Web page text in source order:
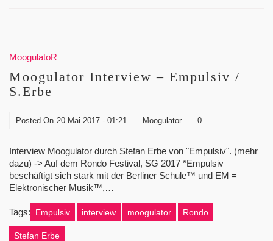
MoogulatoR
Moogulator Interview – Empulsiv /
S.Erbe
Posted On 20 Mai 2017 - 01:21 Moogulator 0
Interview Moogulator durch Stefan Erbe von "Empulsiv". (mehr
dazu) -> Auf dem Rondo Festival, SG 2017 *Empulsiv
beschäftigt sich stark mit der Berliner Schule™ und EM =
Elektronischer Musik™,…
Tags: Empulsiv interview moogulator Rondo
Stefan Erbe